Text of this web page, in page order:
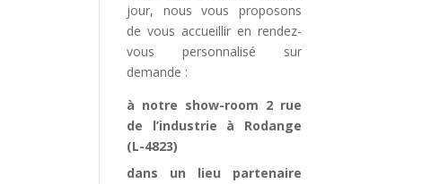
jour, nous vous proposons
de vous accueillir en rendez-
vous personnalisé sur
demande :
à notre show-room 2 rue
de l’industrie à Rodange
(L-4823)
dans un lieu partenaire